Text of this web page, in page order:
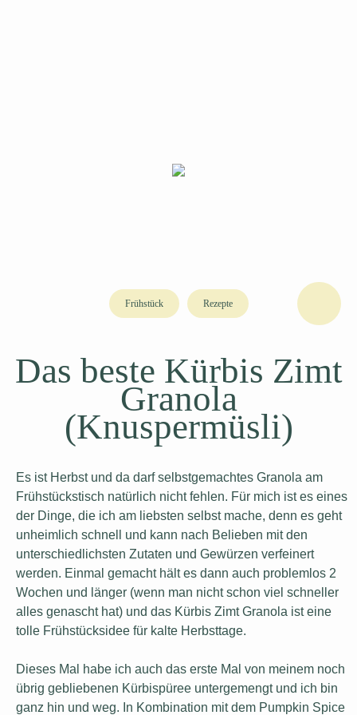
Frühstück Rezepte
Das beste Kürbis Zimt
Granola
(Knuspermüsli)
Es ist Herbst und da darf selbstgemachtes Granola am
Frühstückstisch natürlich nicht fehlen. Für mich ist es eines
der Dinge, die ich am liebsten selbst mache, denn es geht
unheimlich schnell und kann nach Belieben mit den
unterschiedlichsten Zutaten und Gewürzen verfeinert
werden. Einmal gemacht hält es dann auch problemlos 2
Wochen und länger (wenn man nicht schon viel schneller
alles genascht hat) und das Kürbis Zimt Granola ist eine
tolle Frühstücksidee für kalte Herbsttage.
Dieses Mal habe ich auch das erste Mal von meinem noch
übrig gebliebenen Kürbispüree untergemengt und ich bin
ganz hin und weg. In Kombination mit dem Pumpkin Spice